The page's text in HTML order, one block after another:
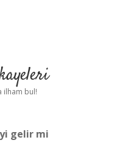
ilham bul!
gelir mi